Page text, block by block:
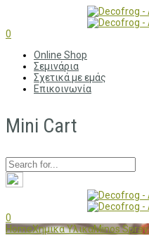
0
Online Shop
Σεμινάρια
Σχετικά με εμάς
Επικοινωνία
Mini Cart
0
HomeΧημικα ΥλικαMinos Spray